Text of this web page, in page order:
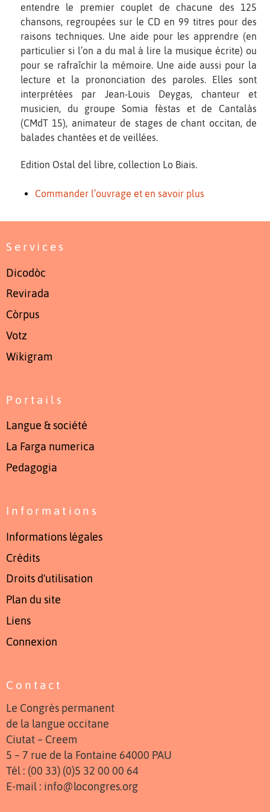
entendre le premier couplet de chacune des 125
chansons, regroupées sur le CD en 99 titres pour des
raisons techniques. Une aide pour les apprendre (en
particulier si l’on a du mal à lire la musique écrite) ou
pour se rafraîchir la mémoire. Une aide aussi pour la
lecture et la prononciation des paroles. Elles sont
interprétées par Jean-Louis Deygas, chanteur et
musicien, du groupe Somia fèstas et de Cantalàs
(CMdT 15), animateur de stages de chant occitan, de
balades chantées et de veillées.
Edition Ostal del libre, collection Lo Biais.
Commander l’ouvrage et en savoir plus
Services
Dicodòc
Revirada
Còrpus
Votz
Wikigram
Portails
Langue & société
La Farga numerica
Pedagogia
Informations
Informations légales
Crédits
Droits d'utilisation
Plan du site
Liens
Connexion
Contact
Le Congrès permanent
de la langue occitane
Ciutat – Creem
5 – 7 rue de la Fontaine 64000 PAU
Tél : (00 33) (0)5 32 00 00 64
E-mail : info@locongres.org